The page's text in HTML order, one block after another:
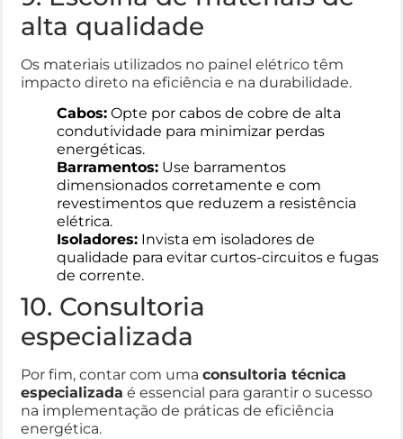
alta qualidade
Os materiais utilizados no painel elétrico têm
impacto direto na eficiência e na durabilidade.
Cabos: Opte por cabos de cobre de alta
condutividade para minimizar perdas
energéticas.
Barramentos: Use barramentos
dimensionados corretamente e com
revestimentos que reduzem a resistência
elétrica.
Isoladores: Invista em isoladores de
qualidade para evitar curtos-circuitos e fugas
de corrente.
10. Consultoria
especializada
Por fim, contar com uma consultoria técnica
especializada é essencial para garantir o sucesso
na implementação de práticas de eficiência
energética.